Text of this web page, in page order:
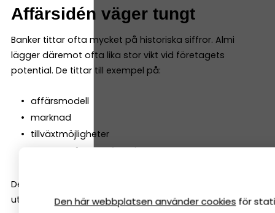
Affärsidén väger tungt
Banker tittar ofta mycket på historiska siffror. Almi
lägger däremot ofta lika stor vikt vid företagets
potential. De tittar till exempel på:
affärsmodell
marknad
tillväxtmöjligheter
entreprenörens erfarenhet
Det gör att Almi ofta kan finansiera företag tidigare i
utvecklingen än vad banker gör.
Den här webbplatsen använder cookies för